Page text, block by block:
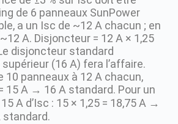
de 6 panneaux SunPower
a un Isc de ~12 A chacun ; en
A. Disjoncteur = 12 A × 1,25
disjoncteur standard
(16 A) fera l’affaire.
10 panneaux à 12 A chacun,
15 A → 16 A standard. Pour un
A d’Isc : 15 × 1,25 = 18,75 A →
standard.